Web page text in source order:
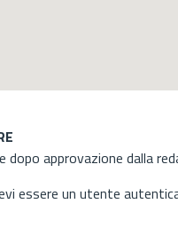
approvazione dalla
essere un utente